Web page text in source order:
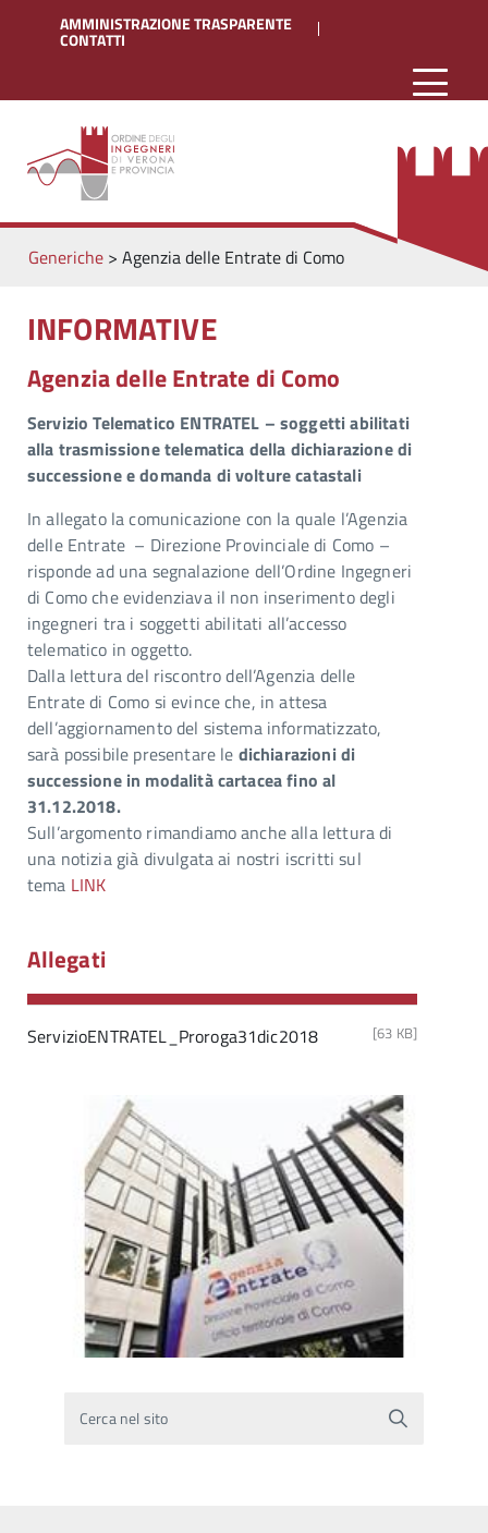
AMMINISTRAZIONE TRASPARENTE
CONTATTI
Generiche> Agenzia delle Entrate di Como
INFORMATIVE
Agenzia delle Entrate di Como
Servizio Telematico ENTRATEL – soggetti abilitati
alla trasmissione telematica della dichiarazione di
successione e domanda di volture catastali
In allegato la comunicazione con la quale l’Agenzia
delle Entrate – Direzione Provinciale di Como –
risponde ad una segnalazione dell’Ordine Ingegneri
di Como che evidenziava il non inserimento degli
ingegneri tra i soggetti abilitati all’accesso
telematico in oggetto.
Dalla lettura del riscontro dell’Agenzia delle
Entrate di Como si evince che, in attesa
dell’aggiornamento del sistema informatizzato,
sarà possibile presentare le dichiarazioni di
successione in modalità cartacea fino al
31.12.2018.
Sull’argomento rimandiamo anche alla lettura di
una notizia già divulgata ai nostri iscritti sul
tema LINK
Allegati
ServizioENTRATEL_Proroga31dic2018 [63 KB]
Cerca nel sito